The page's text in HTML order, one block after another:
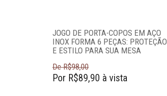
Decanters
Dispenseres de
bebidas
Garrafas de
JOGO DE PORTA-COPOS EM AÇO
INOX FORMA 6 PEÇAS: PROTEÇÃO
E ESTILO PARA SUA MESA
De R$98,00
Por R$89,90 à vista